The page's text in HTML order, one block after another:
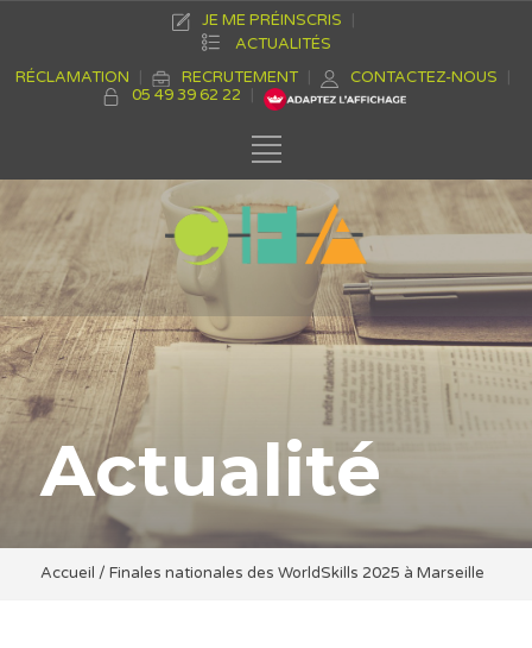
JE ME PRÉINSCRIS
ACTUALITÉS
RÉCLAMATION
RECRUTEMENT
CONTACTEZ-NOUS
05 49 39 62 22
Actualité
Accueil / Finales nationales des WorldSkills 2025 à Marseille